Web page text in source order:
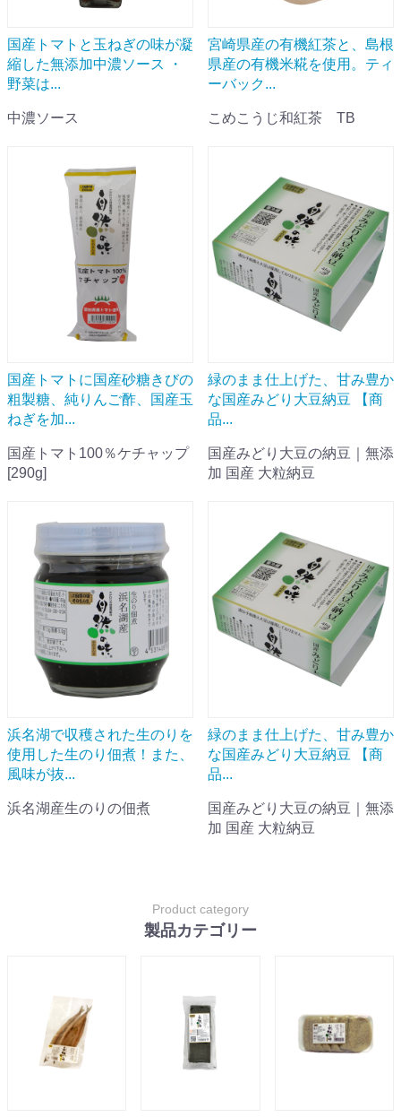
国産トマトと玉ねぎの味が凝
縮した無添加中濃ソース ・
野菜は...
中濃ソース
宮崎県産の有機紅茶と、島根
県産の有機米糀を使用。ティ
ーバック...
こめこうじ和紅茶 TB
国産トマトに国産砂糖きびの
粗製糖、純りんご酢、国産玉
ねぎを加...
国産トマト100％ケチャップ
[290g]
緑のまま仕上げた、甘み豊か
な国産みどり大豆納豆 【商
品...
国産みどり大豆の納豆｜無添
加 国産 大粒納豆
浜名湖で収穫された生のりを
使用した生のり佃煮！また、
風味が抜...
浜名湖産生のりの佃煮
緑のまま仕上げた、甘み豊か
な国産みどり大豆納豆 【商
品...
国産みどり大豆の納豆｜無添
加 国産 大粒納豆
Product category
製品カテゴリー